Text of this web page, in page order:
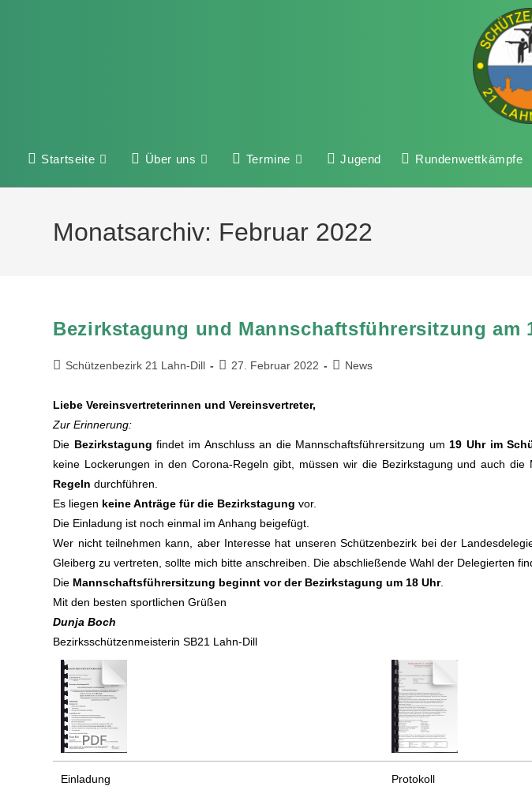
Startseite Über uns Termine Jugend Rundenwettkämpfe
Monatsarchiv: Februar 2022
Bezirkstagung und Mannschaftsführersitzung am
Schützenbezirk 21 Lahn-Dill 27. Februar 2022 News
Liebe Vereinsvertreterinnen und Vereinsvertreter,
Zur Erinnerung:
Die Bezirkstagung findet im Anschluss an die Mannschaftsführersitzung um 19 Uhr im
keine Lockerungen in den Corona-Regeln gibt, müssen wir die Bezirkstagung und auch
Regeln durchführen.
Es liegen keine Anträge für die Bezirkstagung vor.
Die Einladung ist noch einmal im Anhang beigefügt.
Wer nicht teilnehmen kann, aber Interesse hat unseren Schützenbezirk bei der
Gleiberg zu vertreten, sollte mich bitte anschreiben. Die abschließende Wahl der Delegierten
Die Mannschaftsführersitzung beginnt vor der Bezirkstagung um 18 Uhr.
Mit den besten sportlichen Grüßen
Dunja Boch
Bezirksschützenmeisterin SB21 Lahn-Dill
Einladung
Protokoll